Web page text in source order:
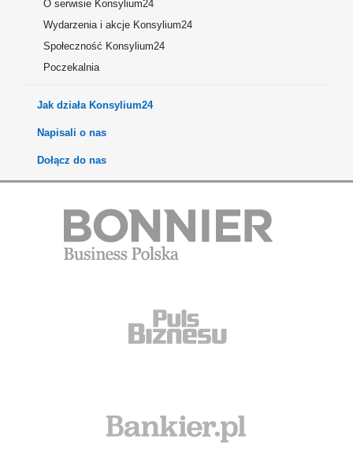
O serwisie Konsylium24
Wydarzenia i akcje Konsylium24
Społeczność Konsylium24
Poczekalnia
Jak działa Konsylium24
Napisali o nas
Dołącz do nas